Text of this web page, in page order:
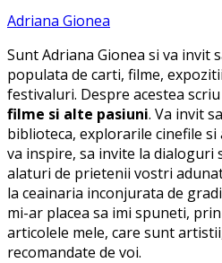
Adriana Gionea
Sunt Adriana Gionea si va invit
populata de carti, filme,
festivaluri. Despre acestea
filme si alte pasiuni. Va invit
biblioteca, explorarile cinefile
va inspire, sa invite la dialoguri
alaturi de prietenii vostri
la ceainaria inconjurata de
mi-ar placea sa imi spuneti,
articolele mele, care sunt
recomandate de voi.